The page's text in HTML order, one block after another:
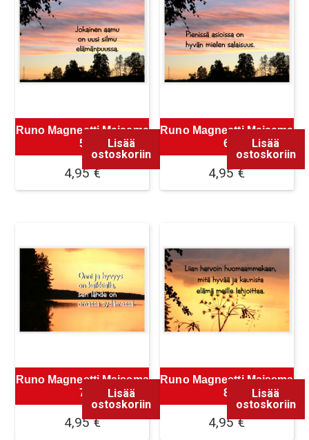
Runo Magneetti Maisema
5
4,95€
Lisää
ostoskoriin
Runo Magneetti Maisema
6
4,95€
Lisää
ostoskoriin
Runo Magneetti Maisema
7
4,95€
Lisää
ostoskoriin
Runo Magneetti Maisema
8
4,95€
Lisää
ostoskoriin